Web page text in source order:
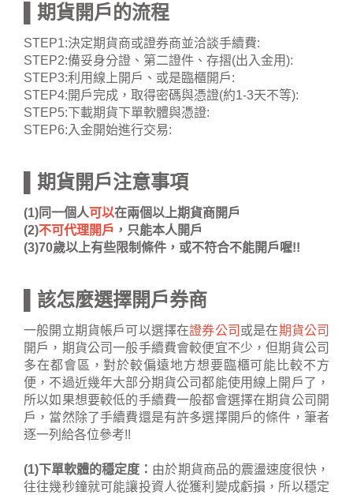
▌期貨開戶的流程
STEP1:決定期貨商或證券商並洽談手續費:
STEP2:備妥身分證、第二證件、存摺(出入金用):
STEP3:利用線上開戶、或是臨櫃開戶:
STEP4:開戶完成，取得密碼與憑證(約1-3天不等):
STEP5:下載期貨下單軟體與憑證:
STEP6:入金開始進行交易:
▌期貨開戶注意事項
(1)同一個人可以在兩個以上期貨商開戶
(2)不可代理開戶 ，只能本人開戶
(3)70歲以上有些限制條件，或不符合不能開戶喔!!
▌該怎麼選擇開戶券商
一般開立期貨帳戶可以選擇在證券公司 或是在期貨公司
開戶，期貨公司一般手續費會較便宜不少，但期貨公司
多在都會區，對於較偏遠地方想要臨櫃可能比較不方
便，不過近幾年大部分期貨公司都能使用線上開戶了，
所以如果想要較低的手續費一般都會選擇在期貨公司開
戶，當然除了手續費還是有許多選擇開戶的條件，筆者
逐一列給各位參考!!
(1)下單軟體的穩定度： 由於期貨商品的震盪速度很快，
往往幾秒鐘就可能讓投資人從獲利變成虧損，所以穩定